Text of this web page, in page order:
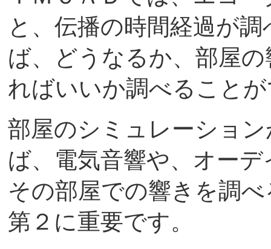
と、伝播の時間経過が
ば、どうなるか、部屋
ればいいか調べること
部屋のシミュレーショ
ば、電気音響や、オー
その部屋での響きを調
第２に重要です。